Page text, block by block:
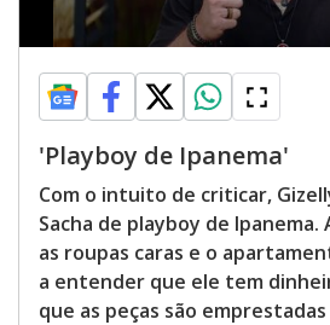
'Playboy de Ipanema'
Com o intuito de criticar,
Sacha de playboy de
as roupas caras e o
a entender que ele tem
que as peças são